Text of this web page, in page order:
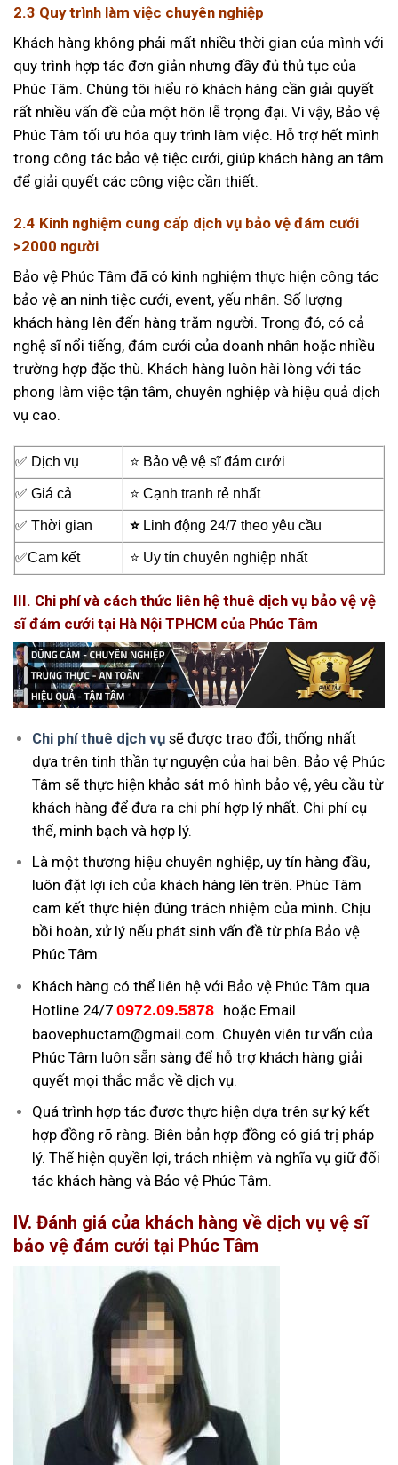
2.3 Quy trình làm việc chuyên nghiệp
Khách hàng không phải mất nhiều thời gian của mình với
quy trình hợp tác đơn giản nhưng đầy đủ thủ tục của
Phúc Tâm. Chúng tôi hiểu rõ khách hàng cần giải quyết
rất nhiều vấn đề của một hôn lễ trọng đại. Vì vậy, Bảo vệ
Phúc Tâm tối ưu hóa quy trình làm việc. Hỗ trợ hết mình
trong công tác bảo vệ tiệc cưới, giúp khách hàng an tâm
để giải quyết các công việc cần thiết.
2.4 Kinh nghiệm cung cấp dịch vụ bảo vệ đám cưới
>2000 người
Bảo vệ Phúc Tâm đã có kinh nghiệm thực hiện công tác
bảo vệ an ninh tiệc cưới, event, yếu nhân. Số lượng
khách hàng lên đến hàng trăm người. Trong đó, có cả
nghệ sĩ nổi tiếng, đám cưới của doanh nhân hoặc nhiều
trường hợp đặc thù. Khách hàng luôn hài lòng với tác
phong làm việc tận tâm, chuyên nghiệp và hiệu quả dịch
vụ cao.
✅ Dịch vụ ⭐ Bảo vệ vệ sĩ đám cưới
✅ Giá cả ⭐ Cạnh tranh rẻ nhất
✅ Thời gian ⭐Linh động 24/7 theo yêu cầu
✅Cam kết ⭐ Uy tín chuyên nghiệp nhất
III. Chi phí và cách thức liên hệ thuê dịch vụ bảo vệ vệ
sĩ đám cưới tại Hà Nội TPHCM của Phúc Tâm
Chi phí thuê dịch vụsẽ được trao đổi, thống nhất
dựa trên tinh thần tự nguyện của hai bên. Bảo vệ Phúc
Tâm sẽ thực hiện khảo sát mô hình bảo vệ, yêu cầu từ
khách hàng để đưa ra chi phí hợp lý nhất. Chi phí cụ
thể, minh bạch và hợp lý.
Là một thương hiệu chuyên nghiệp, uy tín hàng đầu,
luôn đặt lợi ích của khách hàng lên trên. Phúc Tâm
cam kết thực hiện đúng trách nhiệm của mình. Chịu
bồi hoàn, xử lý nếu phát sinh vấn đề từ phía Bảo vệ
Phúc Tâm.
Khách hàng có thể liên hệ với Bảo vệ Phúc Tâm qua
Hotline 24/7 0972.09.5878 hoặc Email
baovephuctam@gmail.com. Chuyên viên tư vấn của
Phúc Tâm luôn sẵn sàng để hỗ trợ khách hàng giải
quyết mọi thắc mắc về dịch vụ.
Quá trình hợp tác được thực hiện dựa trên sự ký kết
hợp đồng rõ ràng. Biên bản hợp đồng có giá trị pháp
lý. Thể hiện quyền lợi, trách nhiệm và nghĩa vụ giữ đối
tác khách hàng và Bảo vệ Phúc Tâm.
IV. Đánh giá của khách hàng về dịch vụ vệ sĩ
bảo vệ đám cưới tại Phúc Tâm